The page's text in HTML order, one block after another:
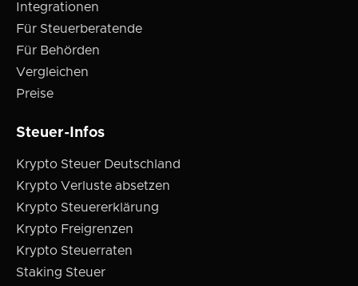
Integrationen
Für Steuerberatende
Für Behörden
Vergleichen
Preise
Steuer-Infos
Krypto Steuer Deutschland
Krypto Verluste absetzen
Krypto Steuererklärung
Krypto Freigrenzen
Krypto Steuerraten
Staking Steuer